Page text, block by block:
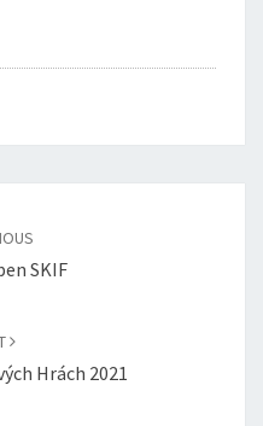
SKIF
Hrách 2021